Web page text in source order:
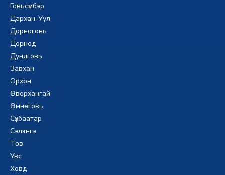
Говьсүмбэр
Дархан-Уул
Дорноговь
Дорнод
Дундговь
Завхан
Орхон
Өвөрхангай
Өмнөговь
Сүхбаатар
Сэлэнгэ
Төв
Увс
Ховд